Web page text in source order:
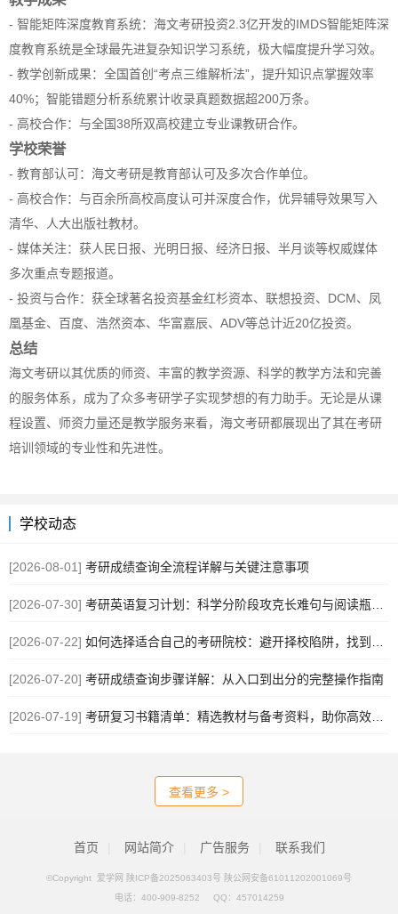
- 智能矩阵深度教育系统：海文考研投资2.3亿开发的IMDS智能矩阵深
度教育系统是全球最先进复杂知识学习系统，极大幅度提升学习效。
- 教学创新成果：全国首创“考点三维解析法”，提升知识点掌握效率
40%；智能错题分析系统累计收录真题数据超200万条。
- 高校合作：与全国38所双高校建立专业课教研合作。
学校荣誉
- 教育部认可：海文考研是教育部认可及多次合作单位。
- 高校合作：与百余所高校高度认可并深度合作，优异辅导效果写入
清华、人大出版社教材。
- 媒体关注：获人民日报、光明日报、经济日报、半月谈等权威媒体
多次重点专题报道。
- 投资与合作：获全球著名投资基金红杉资本、联想投资、DCM、凤
凰基金、百度、浩然资本、华富嘉辰、ADV等总计近20亿投资。
总结
海文考研以其优质的师资、丰富的教学资源、科学的教学方法和完善
的服务体系，成为了众多考研学子实现梦想的有力助手。无论是从课
程设置、师资力量还是教学服务来看，海文考研都展现出了其在考研
培训领域的专业性和先进性。
学校动态
[2026-08-01] 考研成绩查询全流程详解与关键注意事项
[2026-07-30] 考研英语复习计划：科学分阶段攻克长难句与阅读瓶颈，实现高效提分
[2026-07-22] 如何选择适合自己的考研院校：避开择校陷阱，找到匹配你实力与目标的理想学府
[2026-07-20] 考研成绩查询步骤详解：从入口到出分的完整操作指南
[2026-07-19] 考研复习书籍清单：精选教材与备考资料，助你高效规划复习路径
查看更多 >
首页 网站简介 广告服务 联系我们
©Copyright 爱学网
陕ICP备2025063403号 陕公网安备61011202001069号
电话： 400-909-8252 QQ： 457014259